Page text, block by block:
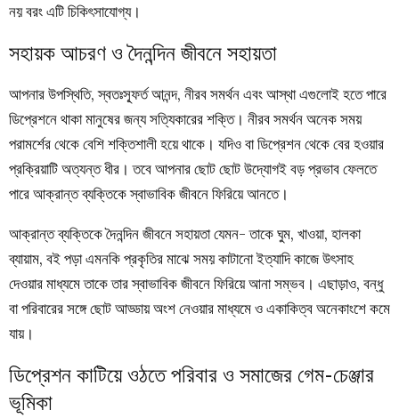
নয় বরং এটি চিকিৎসাযোগ্য।
সহায়ক আচরণ ও দৈনন্দিন জীবনে সহায়তা
আপনার উপস্থিতি, স্বতঃস্ফূর্ত আনন্দ, নীরব সমর্থন এবং আস্থা এগুলোই হতে পারে
ডিপ্রেশনে থাকা মানুষের জন্য সত্যিকারের শক্তি। নীরব সমর্থন অনেক সময়
পরামর্শের থেকে বেশি শক্তিশালী হয়ে থাকে। যদিও বা ডিপ্রেশন থেকে বের হওয়ার
প্রক্রিয়াটি অত্যন্ত ধীর। তবে আপনার ছোট ছোট উদ্যোগই বড় প্রভাব ফেলতে
পারে আক্রান্ত ব্যক্তিকে স্বাভাবিক জীবনে ফিরিয়ে আনতে।
আক্রান্ত ব্যক্তিকে দৈনন্দিন জীবনে সহায়তা যেমন- তাকেঘুম, খাওয়া, হালকা
ব্যায়াম, বই পড়া এমনকি প্রকৃতির মাঝে সময় কাটানো ইত্যাদি কাজে উৎসাহ
দেওয়ার মাধ্যমে তাকে তার স্বাভাবিক জীবনে ফিরিয়ে আনা সম্ভব। এছাড়াও, বন্ধু
বা পরিবারের সঙ্গে ছোট আড্ডায় অংশ নেওয়ার মাধ্যমে ও একাকিত্ব অনেকাংশে কমে
যায়।
ডিপ্রেশন কাটিয়ে ওঠতে পরিবার ও সমাজের গেম-চেঞ্জার
ভূমিকা